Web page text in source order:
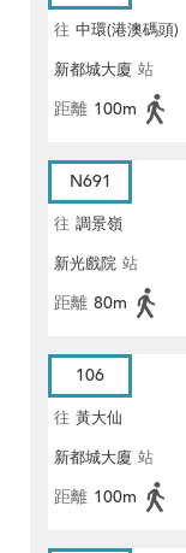
往 中環(港澳碼頭)
新都城大廈 站
距離 100m
N691
往 調景嶺
新光戲院 站
距離 80m
106
往 黃大仙
新都城大廈 站
距離 100m